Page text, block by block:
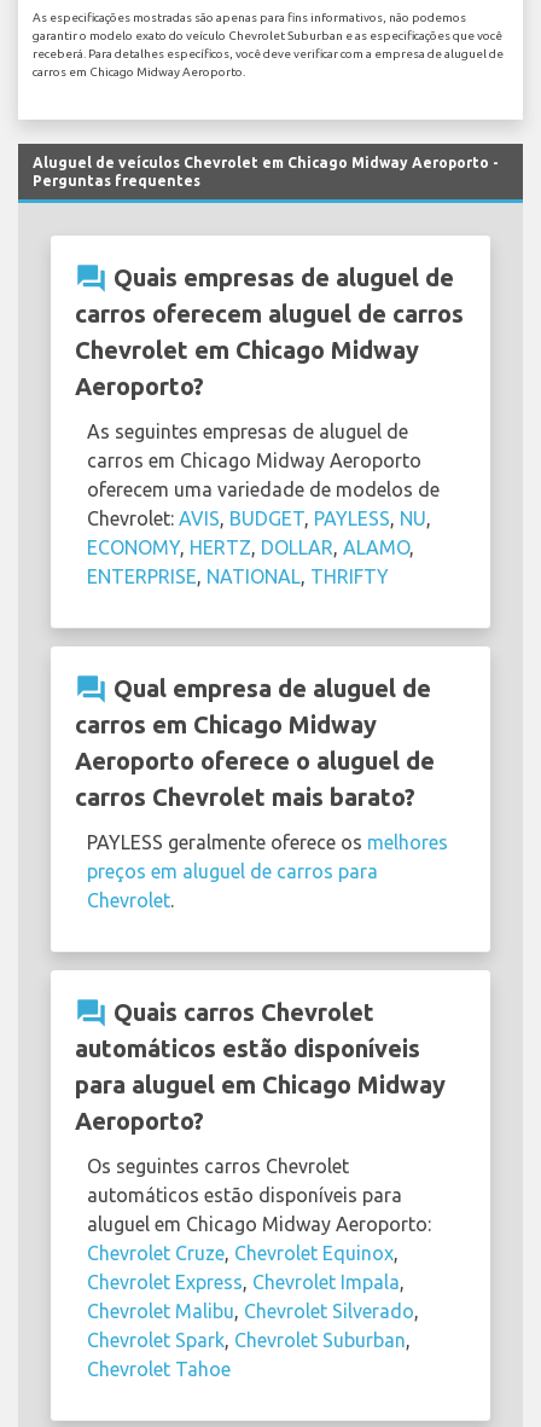
As especificações mostradas são apenas para fins informativos, não podemos
garantir o modelo exato do veículo Chevrolet Suburban e as especificações que você
receberá. Para detalhes específicos, você deve verificar com a empresa de aluguel de
carros em Chicago Midway Aeroporto.
Aluguel de veículos Chevrolet em Chicago Midway Aeroporto -
Perguntas frequentes
question_answer Quais empresas de aluguel de
carros oferecem aluguel de carros
Chevrolet em Chicago Midway
Aeroporto?
As seguintes empresas de aluguel de
carros em Chicago Midway Aeroporto
oferecem uma variedade de modelos de
Chevrolet: AVIS BUDGET PAYLESS NU
ECONOMY, HERTZ DOLLAR ALAMO,
ENTERPRISE NATIONAL THRIFTY
question_answer Qual empresa de aluguel de
carros em Chicago Midway
Aeroporto oferece o aluguel de
carros Chevrolet mais barato?
PAYLESS geralmente oferece os melhores
preços em aluguel de carros para
Chevrolet
question_answer Quais carros Chevrolet
automáticos estão disponíveis
para aluguel em Chicago Midway
Aeroporto?
Os seguintes carros Chevrolet
automáticos estão disponíveis para
aluguel em Chicago Midway Aeroporto:
Chevrolet Cruze Chevrolet Equinox
Chevrolet Express Chevrolet Impala
Chevrolet Malibu Chevrolet Silverado
Chevrolet Spark Chevrolet Suburban
Chevrolet Tahoe